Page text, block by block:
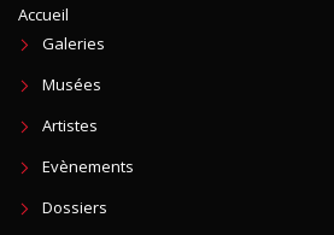
Accueil
Galeries
Musées
Artistes
Evènements
Dossiers